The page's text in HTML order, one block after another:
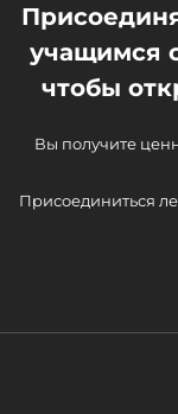
учащимся
чтобы
Вы получите
Присоединиться